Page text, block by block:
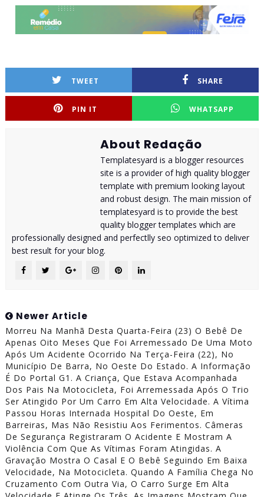
TWEET SHARE
PIN IT WHATSAPP
About Redação
Templatesyard is a blogger resources
site is a provider of high quality blogger
template with premium looking layout
and robust design. The main mission of
templatesyard is to provide the best
quality blogger templates which are
professionally designed and perfectlly seo optimized to deliver
best result for your blog.
Newer Article
Morreu Na Manhã Desta Quarta-Feira (23) O Bebê De
Apenas Oito Meses Que Foi Arremessado De Uma Moto
Após Um Acidente Ocorrido Na Terça-Feira (22), No
Município De Barra, No Oeste Do Estado. A Informação
É Do Portal G1. A Criança, Que Estava Acompanhada
Dos Pais Na Motocicleta, Foi Arremessada Após O Trio
Ser Atingido Por Um Carro Em Alta Velocidade. A Vítima
Passou Horas Internada Hospital Do Oeste, Em
Barreiras, Mas Não Resistiu Aos Ferimentos. Câmeras
De Segurança Registraram O Acidente E Mostram A
Violência Com Que As Vítimas Foram Atingidas. A
Gravação Mostra O Casal E O Bebê Seguindo Em Baixa
Velocidade, Na Motocicleta. Quando A Família Chega No
Cruzamento Com Outra Via, O Carro Surge Em Alta